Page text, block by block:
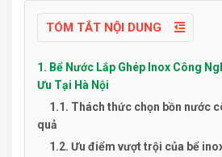
TÓM TẮT NỘI DUNG
1. Bể Nước Lắp Ghép Inox Công
Ưu Tại Hà Nội
1.1. Thách thức chọn bồn nước
quả
1.2. Ưu điểm vượt trội của bể